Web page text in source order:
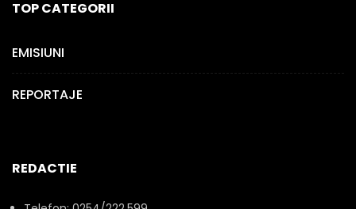
TOP CATEGORII
EMISIUNI
REPORTAJE
REDACTIE